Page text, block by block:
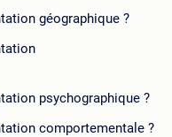
géographique ?
psychographique ?
comportementale ?